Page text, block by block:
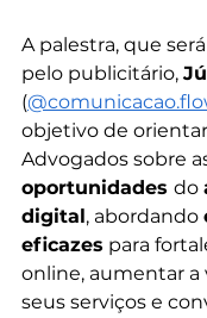
A palestra, que
pelo publicitário,
(
objetivo de
Advogados sobre
oportunidades do
digital, abordando
eficazes para
online, aumentar a
seus serviços e